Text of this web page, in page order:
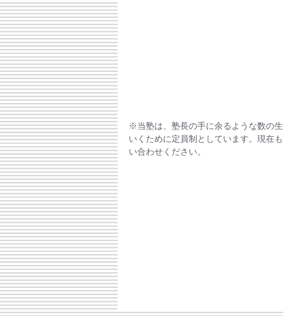
※当塾は、塾長の手に余るような数の
いくために定員制としています。現在
い合わせください。